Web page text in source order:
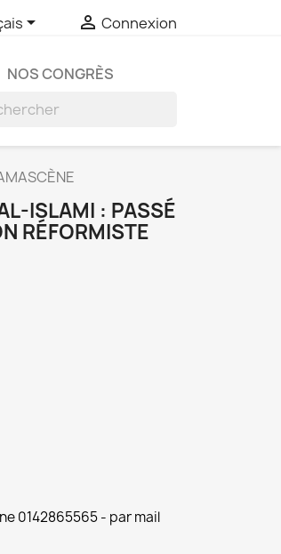
  Connexion
NOS CONGRÈS
ISLAMI : PASSÉ
RÉFORMISTE
0142865565 - par mail